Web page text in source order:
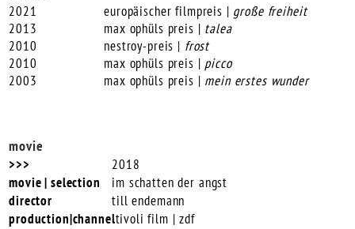
2021 europäischer filmpreis | große freiheit
2013
max ophüls preis | talea
2010
nestroy-preis | frost
2010
max ophüls preis | picco
2003
max ophüls preis | mein erstes wunder
movie
2018
im schatten der angst
till endemann
tivoli film | zdf